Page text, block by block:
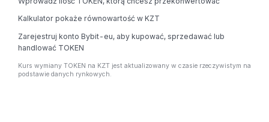
Kalkulator pokaże równowartość w KZT
Zarejestruj konto Bybit-eu, aby kupować, sprzedawać lub
handlować TOKEN
Kurs wymiany TOKEN na KZT jest aktualizowany w czasie rzeczywistym na
podstawie danych rynkowych.